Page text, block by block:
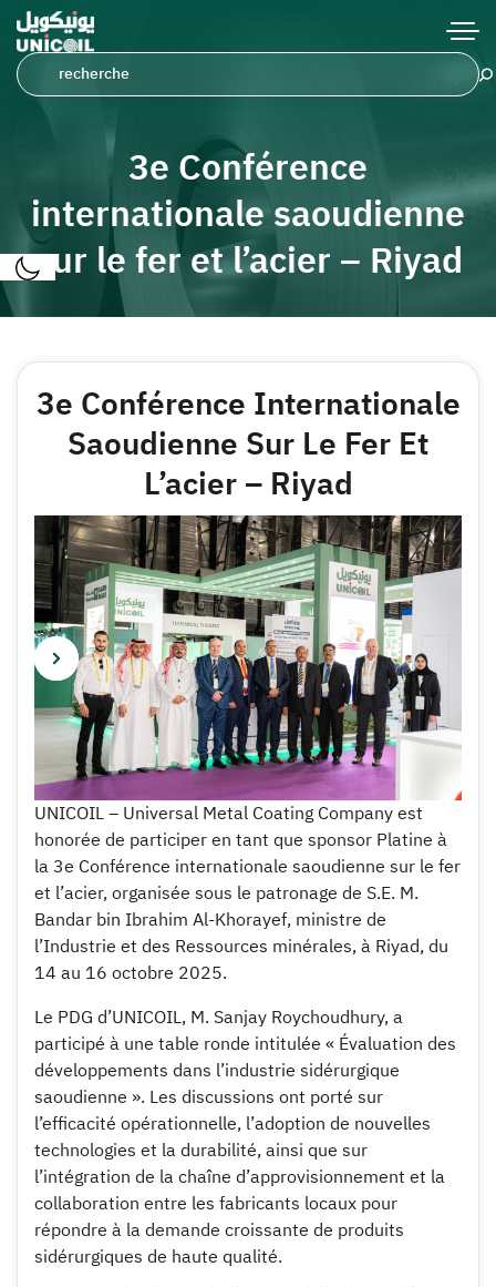
3e Conférence
internationale saoudienne
sur le fer et l’acier – Riyad
3e Conférence Internationale
Saoudienne Sur Le Fer Et
L’acier – Riyad
UNICOIL – Universal Metal Coating Company est
honorée de participer en tant que sponsor Platine à
la 3e Conférence internationale saoudienne sur le fer
et l’acier, organisée sous le patronage de S.E. M.
Bandar bin Ibrahim Al-Khorayef, ministre de
l’Industrie et des Ressources minérales, à Riyad, du
14 au 16 octobre 2025.
Le PDG d’UNICOIL, M. Sanjay Roychoudhury, a
participé à une table ronde intitulée « Évaluation des
développements dans l’industrie sidérurgique
saoudienne ». Les discussions ont porté sur
l’efficacité opérationnelle, l’adoption de nouvelles
technologies et la durabilité, ainsi que sur
l’intégration de la chaîne d’approvisionnement et la
collaboration entre les fabricants locaux pour
répondre à la demande croissante de produits
sidérurgiques de haute qualité.